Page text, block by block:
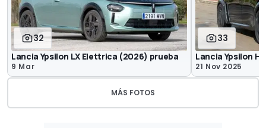
32
Lancia Ypsilon LX Elettrica (2026) prueba
9 Mar
33
Lancia Ypsilon
21 Nov 2025
MÁS FOTOS